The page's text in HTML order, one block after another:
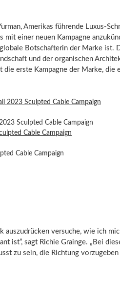
Amerikas führende Luxus-
mit einer neuen Kampagne
Botschafterin der Marke ist.
und der organischen
die erste Kampagne der Marke, die
Sculpted Cable Campaign
Cable Campaign
auszudrücken versuche, wie ich
ist”, sagt Richie Grainge. „Bei
zu sein, die Richtung